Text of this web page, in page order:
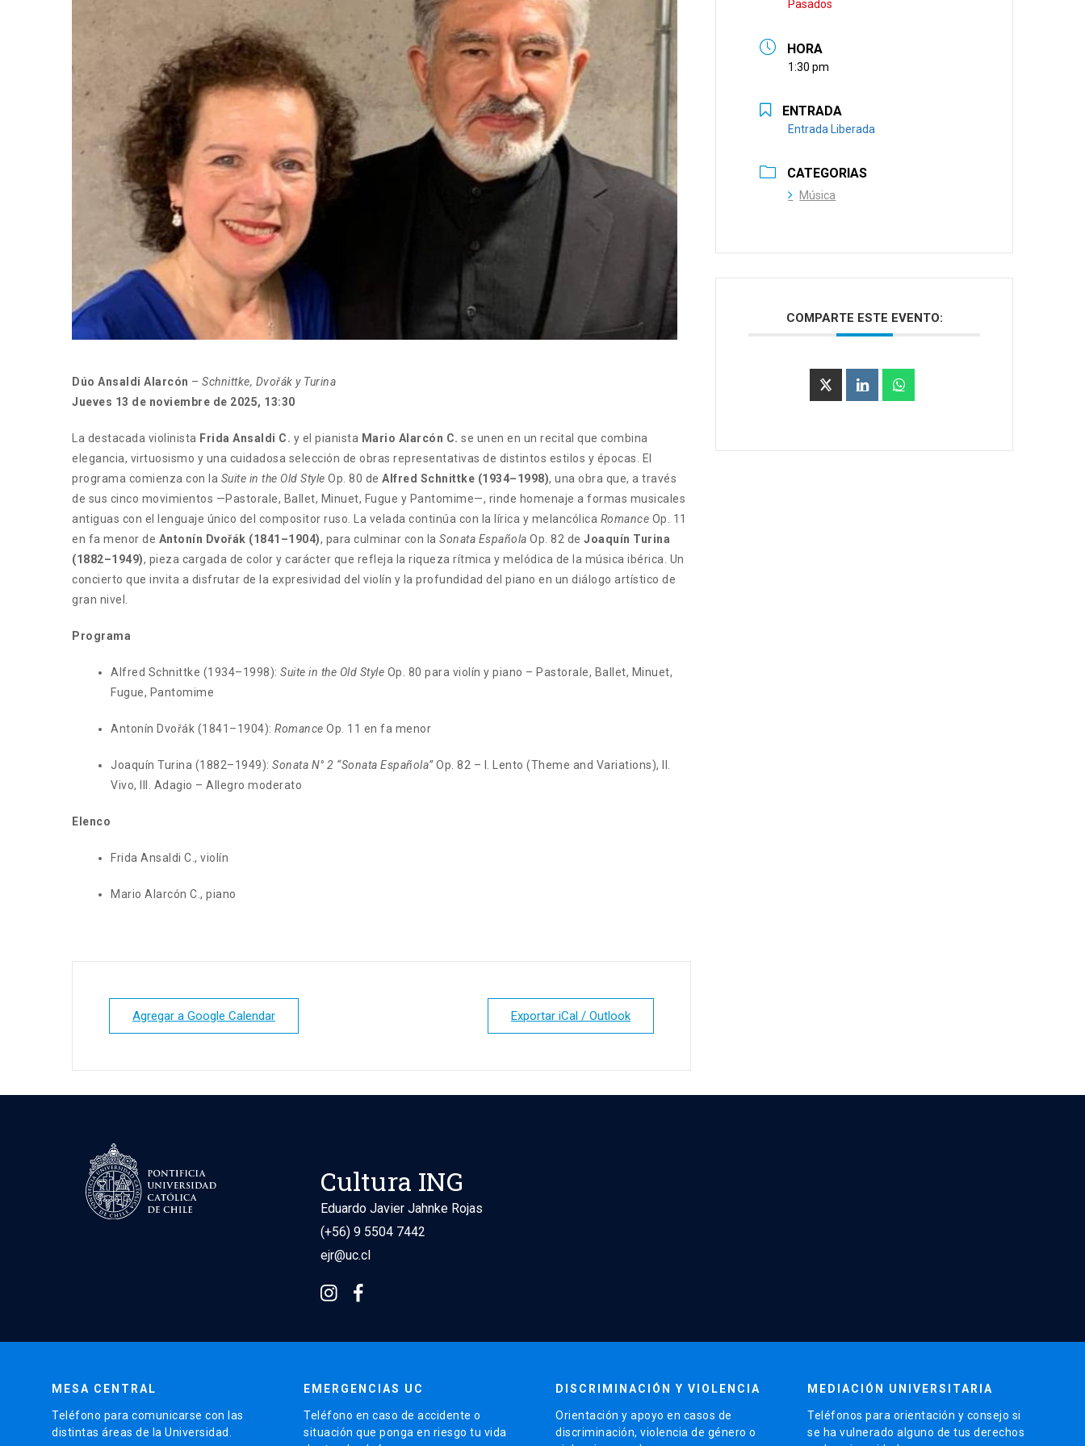
Dúo Ansaldi Alarcón – Schnittke, Dvořák y Turina
Jueves 13 de noviembre de 2025, 13:30
La destacada violinista Frida Ansaldi C. y el pianista Mario Alarcón C. se unen en un recital que combina
elegancia, virtuosismo y una cuidadosa selección de obras representativas de distintos estilos y épocas. El
programa comienza con la Suite in the Old Style Op. 80 de Alfred Schnittke (1934–1998), una obra que, a través
de sus cinco movimientos —Pastorale, Ballet, Minuet, Fugue y Pantomime—, rinde homenaje a formas musicales
antiguas con el lenguaje único del compositor ruso. La velada continúa con la lírica y melancólica Romance Op. 11
en fa menor de Antonín Dvořák (1841–1904), para culminar con la Sonata Española Op. 82 de Joaquín Turina
(1882–1949), pieza cargada de color y carácter que refleja la riqueza rítmica y melódica de la música ibérica. Un
concierto que invita a disfrutar de la expresividad del violín y la profundidad del piano en un diálogo artístico de
gran nivel.
Programa
Alfred Schnittke (1934–1998): Suite in the Old Style Op. 80 para violín y piano – Pastorale, Ballet, Minuet,
Fugue, Pantomime
Antonín Dvořák (1841–1904): Romance Op. 11 en fa menor
Joaquín Turina (1882–1949): Sonata N° 2 “Sonata Española”Op. 82 – I. Lento (Theme and Variations), II.
Vivo, III. Adagio – Allegro moderato
Elenco
Frida Ansaldi C., violín
Mario Alarcón C., piano
Agregar a Google Calendar Exportar iCal / Outlook
Pasados
HORA
1:30 pm
ENTRADA
Entrada Liberada
CATEGORIAS
Música
COMPARTE ESTE EVENTO:
Cultura ING
Eduardo Javier Jahnke Rojas
(+56) 9 5504 7442
ejr@uc.cl
MESA CENTRAL
Teléfono para comunicarse con las
distintas áreas de la Universidad.
EMERGENCIAS UC
Teléfono en caso de accidente o
situación que ponga en riesgo tu vida
DISCRIMINACIÓN Y VIOLENCIA
Orientación y apoyo en casos de
discriminación, violencia de género o
MEDIACIÓN UNIVERSITARIA
Teléfonos para orientación y consejo si
se ha vulnerado alguno de tus derechos